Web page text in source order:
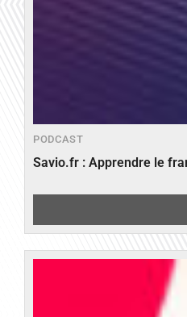
PODCAST
Savio.fr : Apprendre le